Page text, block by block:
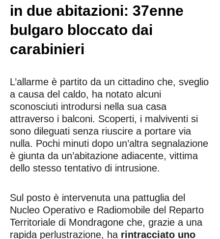
in due abitazioni: 37enne
bulgaro bloccato dai
carabinieri
L’allarme è partito da un cittadino che, sveglio
a causa del caldo, ha notato alcuni
sconosciuti introdursi nella sua casa
attraverso i balconi. Scoperti, i malviventi si
sono dileguati senza riuscire a portare via
nulla. Pochi minuti dopo un’altra segnalazione
è giunta da un’abitazione adiacente, vittima
dello stesso tentativo di intrusione.
Sul posto è intervenuta una pattuglia del
Nucleo Operativo e Radiomobile del Reparto
Territoriale di Mondragone che, grazie a una
rapida perlustrazione, ha rintracciato uno